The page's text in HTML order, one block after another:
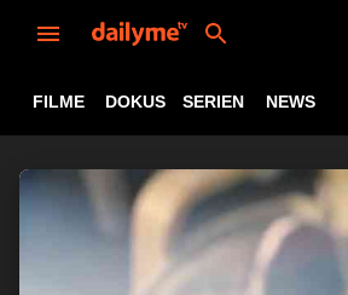
FILME DOKUS SERIEN NEWS